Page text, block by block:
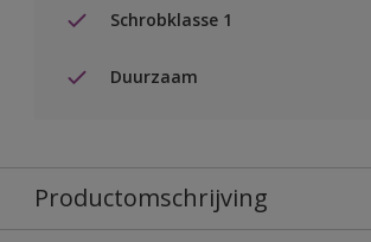
Schrobklasse 1
Duurzaam
Productomschrijving